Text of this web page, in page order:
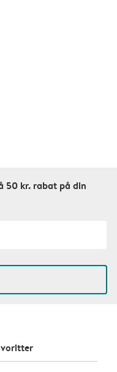
50 kr. rabat på din